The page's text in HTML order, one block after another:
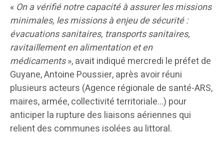
« On a vérifié notre capacité à assurer les missions
minimales, les missions à enjeu de sécurité :
évacuations sanitaires, transports sanitaires,
ravitaillement en alimentation et en
médicaments», avait indiqué mercredi le préfet de
Guyane, Antoine Poussier, après avoir réuni
plusieurs acteurs (Agence régionale de santé-ARS,
maires, armée, collectivité territoriale…) pour
anticiper la rupture des liaisons aériennes qui
relient des communes isolées au littoral.